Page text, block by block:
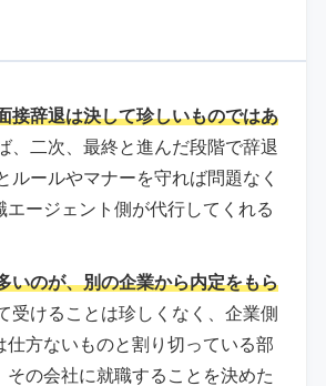
接辞退は決して珍しいものではあ
、二次、最終と進んだ段階で辞退
ールやマナーを守れば問題なく
ージェント側が代行してくれる
いのが、別の企業から内定をもら
受けることは珍しくなく、企業側
方ないものと割り切っている部
の会社に就職することを決めた